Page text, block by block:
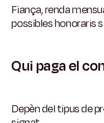
Fiança, renda
possibles honoraris
Qui paga el
Depèn del tipus de